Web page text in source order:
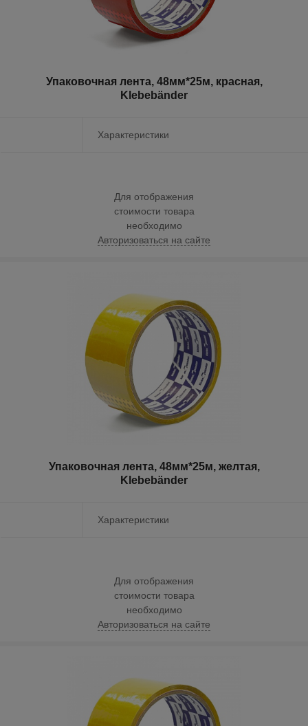
Упаковочная лента, 48мм*25м, красная,
Klebebänder
Характеристики
Для отображения
стоимости товара
необходимо
Авторизоваться на сайте
Упаковочная лента, 48мм*25м, желтая,
Klebebänder
Характеристики
Для отображения
стоимости товара
необходимо
Авторизоваться на сайте